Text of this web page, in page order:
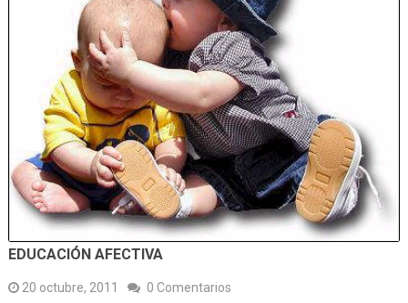
EDUCACIÓN AFECTIVA
20 octubre, 2011 0 Comentarios